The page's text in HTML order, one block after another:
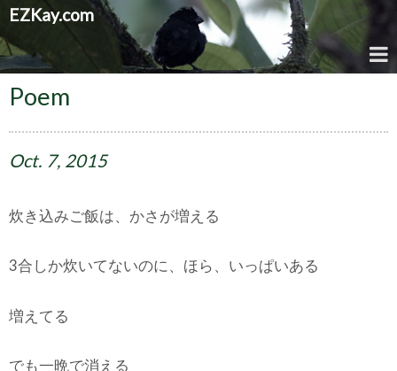
EZKay.com
Poem
Oct. 7, 2015
炊き込みご飯は、かさが増える
3合しか炊いてないのに、ほら、いっぱいある
増えてる
でも一晩で消える